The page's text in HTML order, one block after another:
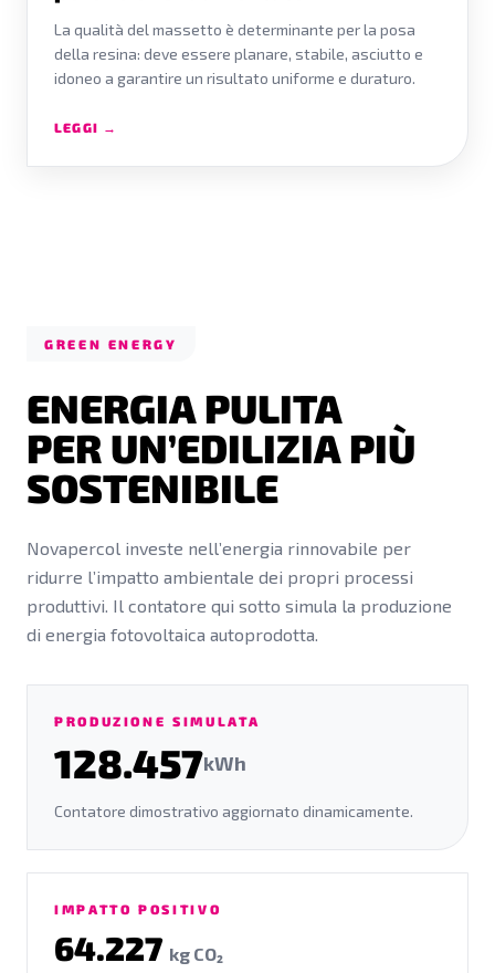
La qualità del massetto è determinante per la posa
della resina: deve essere planare, stabile, asciutto e
idoneo a garantire un risultato uniforme e duraturo.
LEGGI →
GREEN ENERGY
ENERGIA PULITA
PER UN’EDILIZIA PIÙ
SOSTENIBILE
Novapercol investe nell’energia rinnovabile per
ridurre l’impatto ambientale dei propri processi
produttivi. Il contatore qui sotto simula la produzione
di energia fotovoltaica autoprodotta.
PRODUZIONE SIMULATA
128.457kWh
Contatore dimostrativo aggiornato dinamicamente.
IMPATTO POSITIVO
64.227 kg CO₂